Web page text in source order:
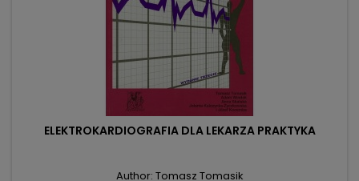
ELEKTROKARDIOGRAFIA DLA LEKARZA PRAKTYKA
Author: Tomasz Tomasik